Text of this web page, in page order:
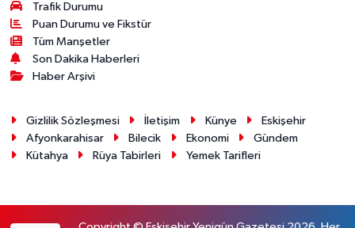
Trafik Durumu
Puan Durumu ve Fikstür
Tüm Manşetler
Son Dakika Haberleri
Haber Arşivi
Gizlilik Sözleşmesi İletişim Künye
Eskişehir
Afyonkarahisar
Bilecik Ekonomi
Gündem
Kütahya
Rüya Tabirleri Yemek Tarifleri